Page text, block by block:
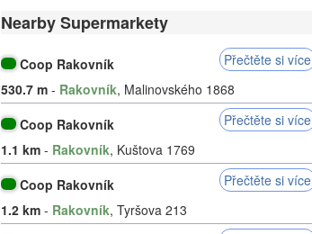
Nearby Supermarkety
Coop Rakovník
Přečtěte si více
530.7 m - Rakovník, Malinovského 1868
Coop Rakovník
Přečtěte si více
1.1 km - Rakovník, Kuštova 1769
Coop Rakovník
Přečtěte si více
1.2 km - Rakovník, Tyršova 213